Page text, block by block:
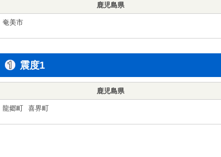
鹿児島県
奄美市
震度1
鹿児島県
龍郷町 喜界町